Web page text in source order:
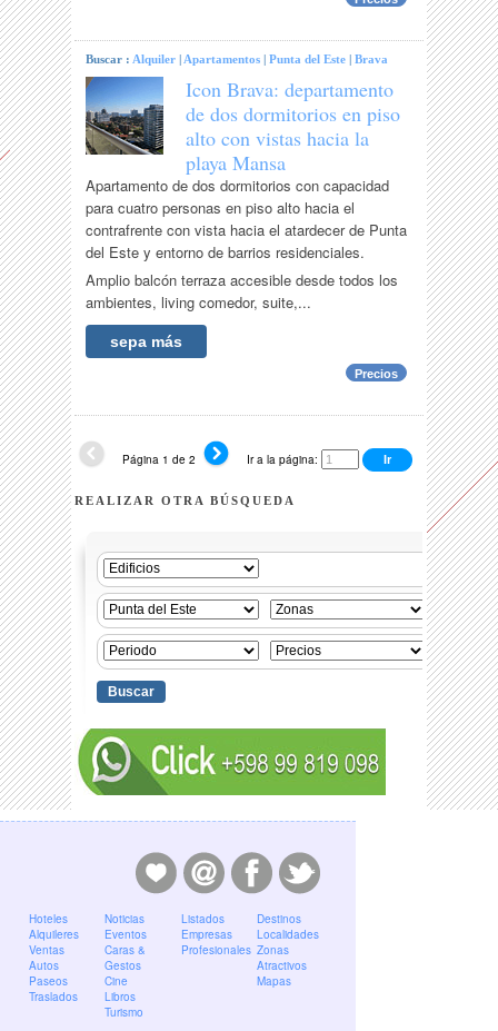
Buscar :Alquiler |Apartamentos |Punta del Este |Brava
Icon Brava: departamento
de dos dormitorios en piso
alto con vistas hacia la
playa Mansa
Apartamento de dos dormitorios con capacidad
para cuatro personas en piso alto hacia el
contrafrente con vista hacia el atardecer de Punta
del Este y entorno de barrios residenciales.
Amplio balcón terraza accesible desde todos los
ambientes, living comedor, suite,...
sepa más
Precios
Página 1 de 2 Ir a la página:
REALIZAR OTRA BÚSQUEDA
Hoteles
Alquileres
Ventas
Autos
Paseos
Traslados
Noticias
Eventos
Caras &
Gestos
Cine
Libros
Turismo
Listados
Empresas
Profesionales
Destinos
Localidades
Zonas
Atractivos
Mapas